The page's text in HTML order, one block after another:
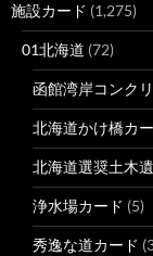
施設カード (1,275)
01北海道 (72)
函館湾岸コンク
北海道かけ橋カ
北海道選奨土木
浄水場カード (5)
秀逸な道カード